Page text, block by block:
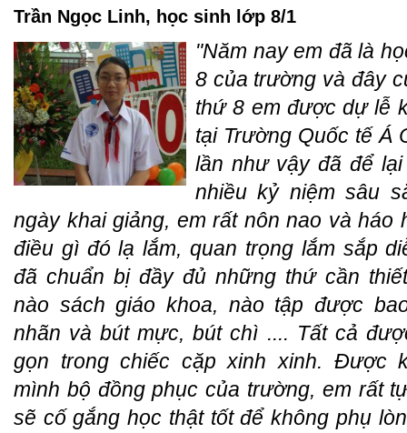
Trần Ngọc Linh, học sinh lớp 8/1
"Năm nay em đã là
8 của trường và đây
thứ 8 em được dự lễ
tại Trường Quốc tế Á
lần như vậy đã để lại
nhiều kỷ niệm sâu
ngày khai giảng, em rất nôn nao và háo
điều gì đó lạ lắm, quan trọng lắm sắp
đã chuẩn bị đầy đủ những thứ cần
nào sách giáo khoa, nào tập được
nhãn và bút mực, bút chì .... Tất cả
gọn trong chiếc cặp xinh xinh. Được
mình bộ đồng phục của trường, em rất
sẽ cố gắng học thật tốt để không phụ